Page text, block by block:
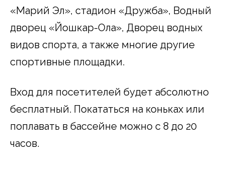
«Марий Эл», стадион «Дружба», Водный
дворец «Йошкар-Ола», Дворец водных
видов спорта, а также многие другие
спортивные площадки.
Вход для посетителей будет абсолютно
бесплатный. Покататься на коньках или
поплавать в бассейне можно с 8 до 20
часов.